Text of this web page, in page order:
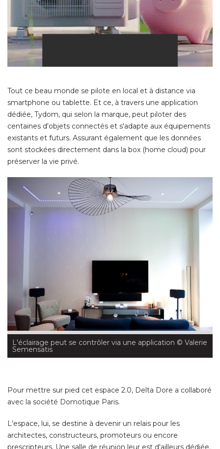
Tout ce beau monde se pilote en local et à distance via
smartphone ou tablette. Et ce, à travers une application
dédiée, Tydom, qui selon la marque, peut piloter des
centaines d'objets connectés et s'adapte aux équipements
existants et futurs. Assurant également que les données
sont stockées directement dans la box (home cloud) pour
préserver la vie privé.
L'éclairage peut se contrôler via une application © Valerie
Semensatis
Pour mettre sur pied cet espace 2.0, Delta Dore a collaboré
avec la société Domotique Paris.
L'espace, lui, se destine à devenir un relais pour les
architectes, constructeurs, promoteurs ou encore
prescripteurs. Une salle de réunion leur est d'ailleurs dédiée.